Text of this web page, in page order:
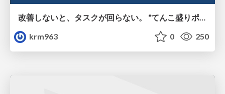
改善しないと、タスクが回らない。 “てんこ盛りポジション” を引き継いだ情シスの、入社3ヶ月の業務改善録
krm963
0 250